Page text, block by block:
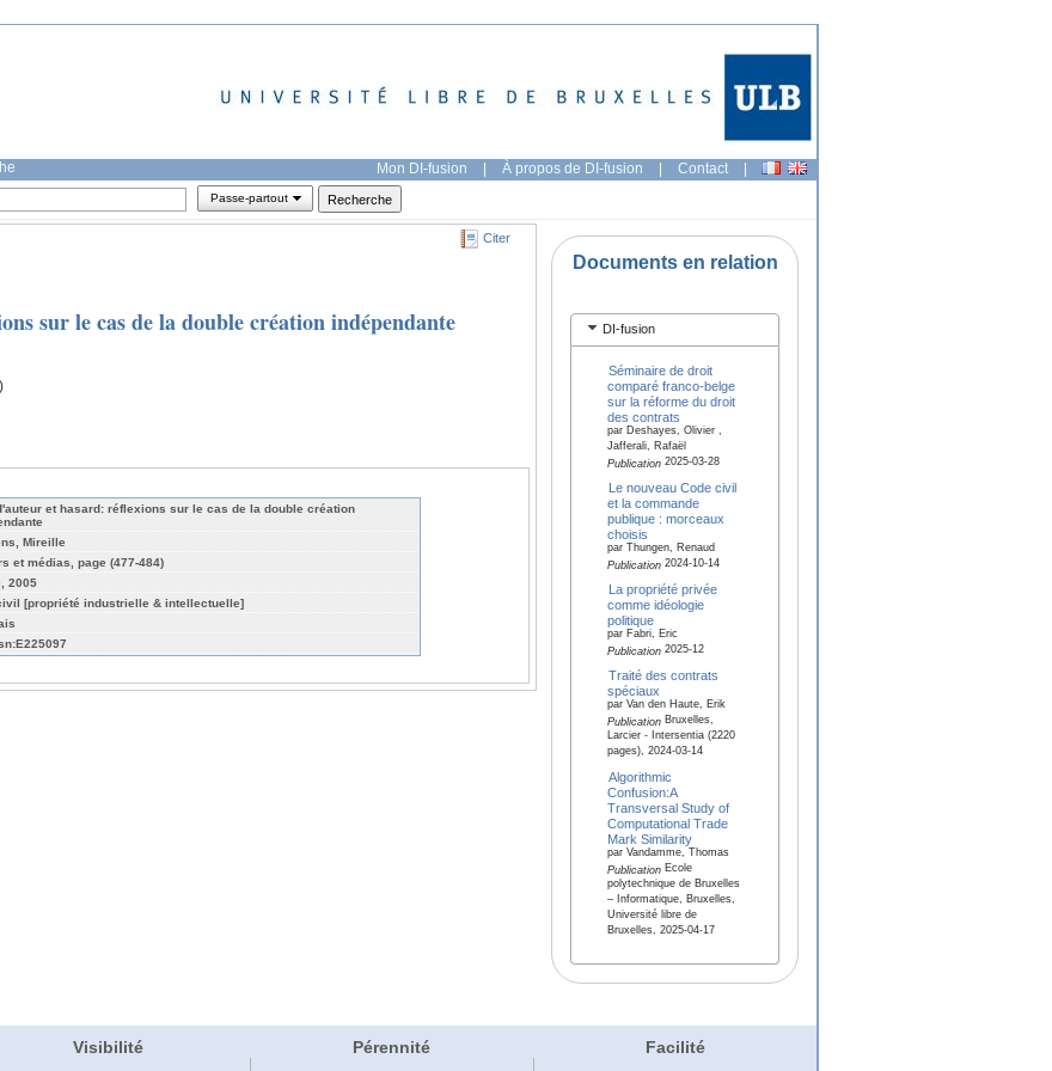
Mon DI-fusion | À propos de DI-fusion | Contact |
Passe-partout
Citer
sur le cas de la double création indépendante
et hasard: réflexions sur le cas de la double création
Mireille
et médias, page (477-484)
2005
[propriété industrielle & intellectuelle]
Documents en relation
DI-fusion
Séminaire de droit
comparé franco-belge
sur la réforme du droit
des contrats
par Deshayes, Olivier ,
Jafferali, Rafaël
Publication2025-03-28
Le nouveau Code civil
et la commande
publique : morceaux
choisis
par Thungen, Renaud
Publication2024-10-14
La propriété privée
comme idéologie
politique
par Fabri, Eric
Publication2025-12
Traité des contrats
spéciaux
par Van den Haute, Erik
PublicationBruxelles,
Larcier - Intersentia (2220
pages), 2024-03-14
Algorithmic
Confusion:A
Transversal Study of
Computational Trade
Mark Similarity
par Vandamme, Thomas
PublicationEcole
polytechnique de Bruxelles
– Informatique, Bruxelles,
Université libre de
Bruxelles, 2025-04-17
Visibilité Pérennité Facilité